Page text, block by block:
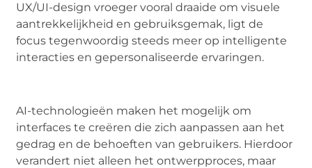
UX/UI-design vroeger vooral draaide om visuele
aantrekkelijkheid en gebruiksgemak, ligt de
focus tegenwoordig steeds meer op intelligente
interacties en gepersonaliseerde ervaringen.
AI-technologieën maken het mogelijk om
interfaces te creëren die zich aanpassen aan het
gedrag en de behoeften van gebruikers. Hierdoor
verandert niet alleen het ontwerpproces, maar